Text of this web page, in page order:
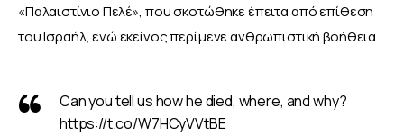
«Παλαιστίνιο Πελέ», που σκοτώθηκε έπειτα από επίθεση
του Ισραήλ, ενώ εκείνος περίμενε ανθρωπιστική βοήθεια.
Can you tell us how he died, where, and why?
https://t.co/W7HCyVVtBE